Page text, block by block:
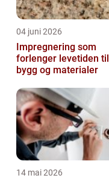
04 juni 2026
Impregnering som
forlenger levetiden til
bygg og materialer
14 mai 2026